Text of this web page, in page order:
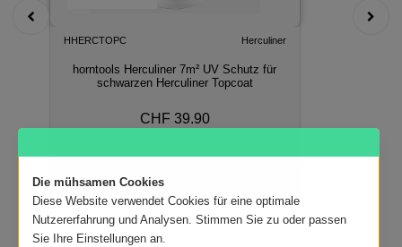
HHERCTOPC Herculiner
horntools Herculiner 7m² UV Schutz für
schwarzen Herculiner Topcoat
CHF 39.90
Die mühsamen Cookies
Diese Website verwendet Cookies für eine optimale
Nutzererfahrung und Analysen. Stimmen Sie zu oder passen
Sie Ihre Einstellungen an.